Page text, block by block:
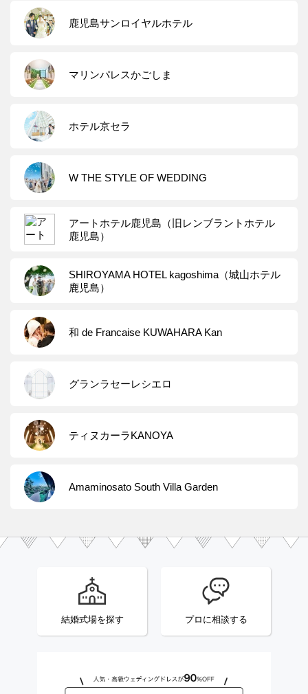
鹿児島サンロイヤルホテル
マリンパレスかごしま
ホテル京セラ
W THE STYLE OF WEDDING
アートホテル鹿児島（旧レンブラントホテル
鹿児島）
SHIROYAMA HOTEL kagoshima（城山ホテル
鹿児島）
和 de Francaise KUWAHARA Kan
グランラセーレシエロ
ティヌカーラKANOYA
Amaminosato South Villa Garden
結婚式場を探す プロに相談する